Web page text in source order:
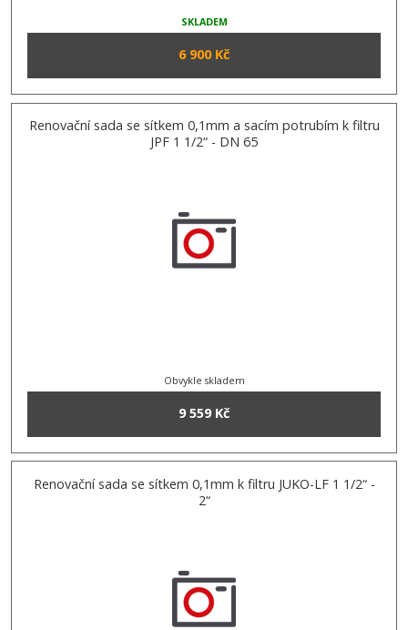
SKLADEM
6 900 Kč
Renovační sada se sítkem 0,1mm a sacím potrubím k filtru
JPF 1 1/2“ - DN 65
Obvykle skladem
9 559 Kč
Renovační sada se sítkem 0,1mm k filtru JUKO-LF 1 1/2“ -
2“